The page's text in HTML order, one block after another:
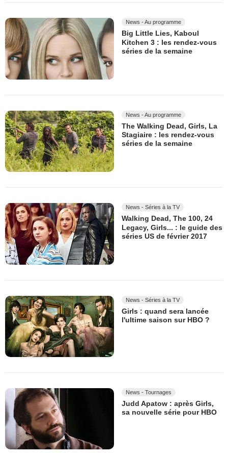
News - Au programme
Big Little Lies, Kaboul
Kitchen 3 : les rendez-vous
séries de la semaine
News - Au programme
The Walking Dead, Girls, La
Stagiaire : les rendez-vous
séries de la semaine
News - Séries à la TV
Walking Dead, The 100, 24
Legacy, Girls... : le guide des
séries US de février 2017
News - Séries à la TV
Girls : quand sera lancée
l'ultime saison sur HBO ?
News - Tournages
Judd Apatow : après Girls,
sa nouvelle série pour HBO